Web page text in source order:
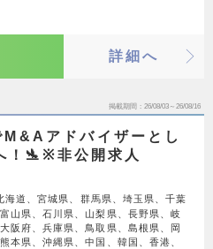
詳細へ
掲載期間 26/08/03～26/08/16
M&Aアドバイザーとし
！🛬※非公開求人
海道、宮城県、群馬県、埼玉県、千葉
山県、石川県、山梨県、長野県、岐
阪府、兵庫県、鳥取県、島根県、岡
本県、沖縄県、中国、韓国、香港、